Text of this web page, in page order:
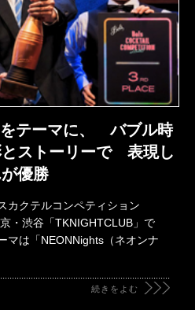
をテーマに、 バブル時
とストーリーで 表現し
優勝
カクテルコンペティション
・渋谷「TKNIGHTCLUB」で
マは「NEONNights（ネオンナ
続きをよむ